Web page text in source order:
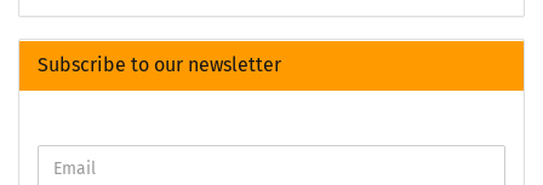
Subscribe to our newsletter